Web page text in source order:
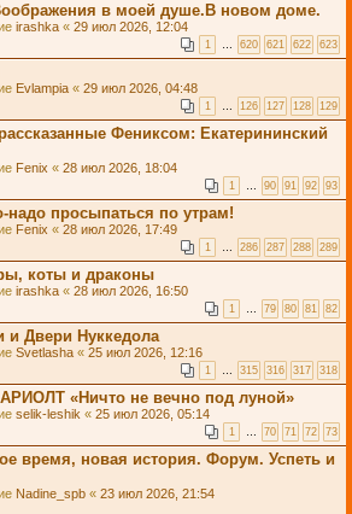
в моей душе.В новом доме.
irashka « 29 июл 2026, 12:04
1 … 620 621 622 623
Evlampia « 29 июл 2026, 04:48
1 … 126 127 128 129
Фениксом: Екатерининский
Fenix « 28 июл 2026, 18:04
1 … 90 91 92 93
надо просыпаться по утрам!
Fenix « 28 июл 2026, 17:49
1 … 286 287 288 289
коты и драконы
irashka « 28 июл 2026, 16:50
1 … 79 80 81 82
и Двери Нуккедола
Svetlasha « 25 июл 2026, 12:16
1 … 315 316 317 318
«Ничто не вечно под луной»
selik-leshik « 25 июл 2026, 05:14
1 … 70 71 72 73
время, новая история. Форум. Успеть и
Nadine_spb « 23 июл 2026, 21:54